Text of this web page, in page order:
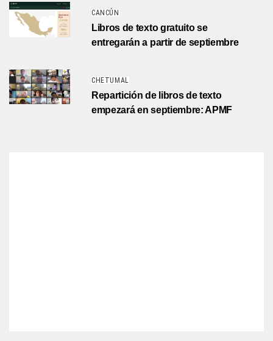
CANCÚN
Libros de texto gratuito se
entregarán a partir de septiembre
CHETUMAL
Repartición de libros de texto
empezará en septiembre: APMF